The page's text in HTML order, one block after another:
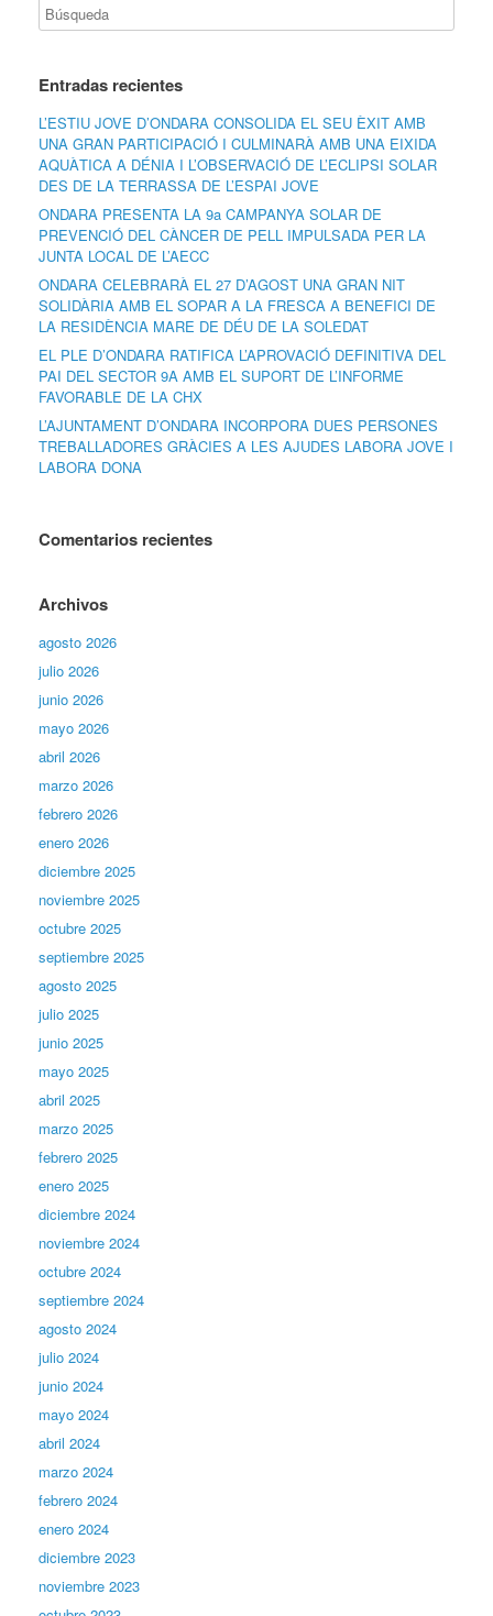
Entradas recientes
L’ESTIU JOVE D’ONDARA CONSOLIDA EL SEU ÈXIT AMB
UNA GRAN PARTICIPACIÓ I CULMINARÀ AMB UNA EIXIDA
AQUÀTICA A DÉNIA I L’OBSERVACIÓ DE L’ECLIPSI SOLAR
DES DE LA TERRASSA DE L’ESPAI JOVE
ONDARA PRESENTA LA 9a CAMPANYA SOLAR DE
PREVENCIÓ DEL CÀNCER DE PELL IMPULSADA PER LA
JUNTA LOCAL DE L’AECC
ONDARA CELEBRARÀ EL 27 D’AGOST UNA GRAN NIT
SOLIDÀRIA AMB EL SOPAR A LA FRESCA A BENEFICI DE
LA RESIDÈNCIA MARE DE DÉU DE LA SOLEDAT
EL PLE D’ONDARA RATIFICA L’APROVACIÓ DEFINITIVA DEL
PAI DEL SECTOR 9A AMB EL SUPORT DE L’INFORME
FAVORABLE DE LA CHX
L’AJUNTAMENT D’ONDARA INCORPORA DUES PERSONES
TREBALLADORES GRÀCIES A LES AJUDES LABORA JOVE I
LABORA DONA
Comentarios recientes
Archivos
agosto 2026
julio 2026
junio 2026
mayo 2026
abril 2026
marzo 2026
febrero 2026
enero 2026
diciembre 2025
noviembre 2025
octubre 2025
septiembre 2025
agosto 2025
julio 2025
junio 2025
mayo 2025
abril 2025
marzo 2025
febrero 2025
enero 2025
diciembre 2024
noviembre 2024
octubre 2024
septiembre 2024
agosto 2024
julio 2024
junio 2024
mayo 2024
abril 2024
marzo 2024
febrero 2024
enero 2024
diciembre 2023
noviembre 2023